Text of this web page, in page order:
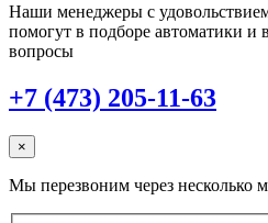
Наши менеджеры с
помогут в подборе автоматики и
вопросы
+7 (473) 205-11-63
×
Мы перезвоним через несколько